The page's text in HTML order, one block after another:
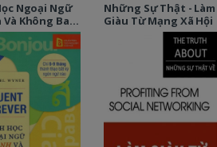
Ngoại Ngữ
Và Không Bao
Những Sự Thật - Làm
Giàu Từ Mạng Xã Hội